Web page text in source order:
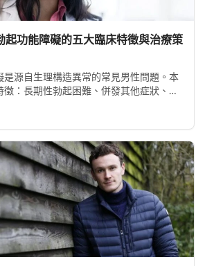
起功能障礙的五大臨床特徵與治療策
是源自生理構造異常的常見男性問題。本
：長期性勃起困難、併發其他症狀、可